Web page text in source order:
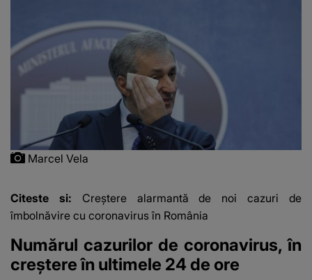
Marcel Vela
Citeste si: Creștere alarmantă de noi cazuri de
îmbolnăvire cu coronavirus în România
Numărul cazurilor de coronavirus, în
creştere în ultimele 24 de ore